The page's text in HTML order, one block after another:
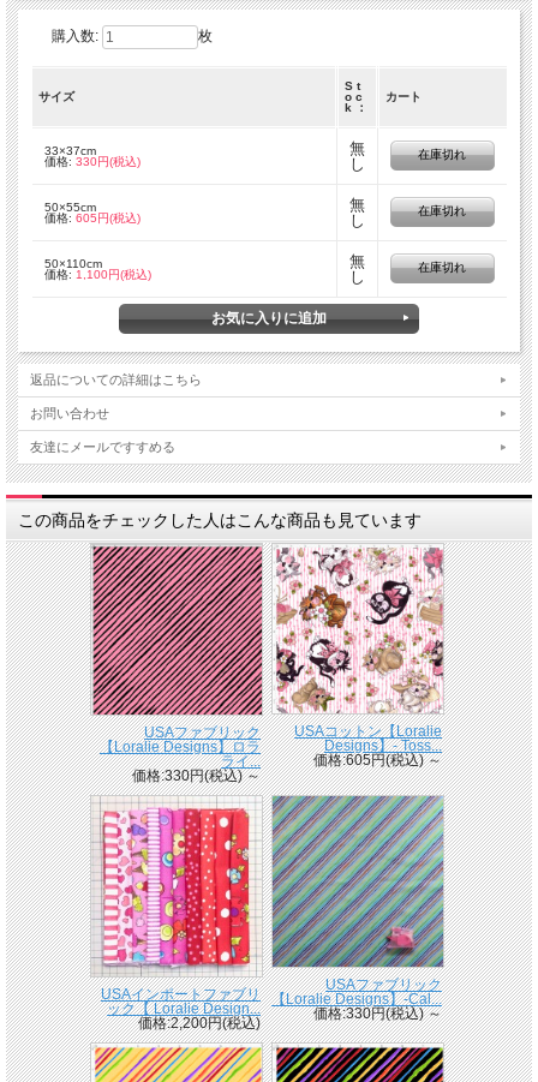
購入数: 枚
サイズ
S t
o c
k ：
カート
33×37cm
価格: 330円(税込)
無
し
在庫切れ
50×55cm
価格: 605円(税込)
無
し
在庫切れ
50×110cm
価格: 1,100円(税込)
無
し
在庫切れ
返品についての詳細はこちら
お問い合わせ
友達にメールですすめる
この商品をチェックした人はこんな商品も見ています
USAファブリック
【Loralie Designs】ロラ
ライ...
価格:330円(税込)～
USAコットン【Loralie
Designs】- Toss...
価格:605円(税込)～
USAインポートファブリ
ック【 Loralie Design...
価格:2,200円(税込)
USAファブリック
【Loralie Designs】-Cal...
価格:330円(税込)～